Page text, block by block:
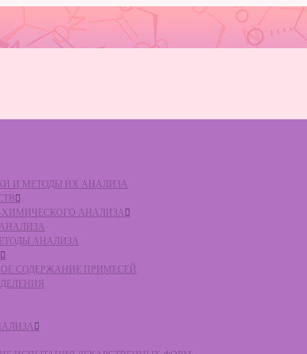
И МЕТОДЫ ИХ АНАЛИЗА
ХИМИЧЕСКОГО АНАЛИЗА
АНАЛИЗА
АНАЛИЗА
СОДЕРЖАНИЕ ПРИМЕСЕЙ